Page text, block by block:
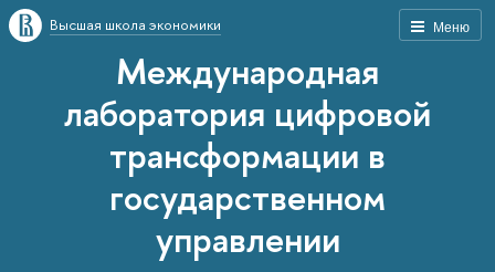
Меню
Высшая школа экономики
Международная
лаборатория цифровой
трансформации в
государственном
управлении